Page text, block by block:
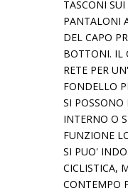
TASCONI
PANTALONI
DEL CAPO
BOTTONI. IL
RETE PER
FONDELLO
SI POSSONO
INTERNO O
FUNZIONE
SI PUO'
CICLISTICA,
CONTEMPO